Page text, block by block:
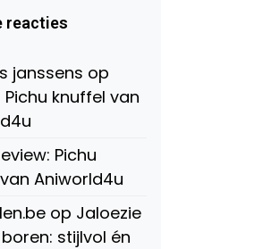
?
op
Instagram
reacties
janssens op
Pichu knuffel van
Pichu
Aniworld4u
op Jaloezie
stijlvol én